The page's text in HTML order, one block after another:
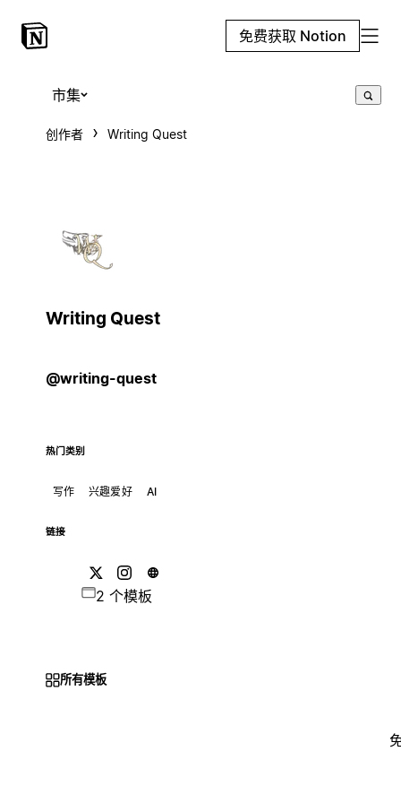
免费获取 Notion
市集
创作者 Writing Quest
Writing Quest
@writing-quest
热门类别
写作 兴趣爱好 AI
链接
2 个模板
所有模板